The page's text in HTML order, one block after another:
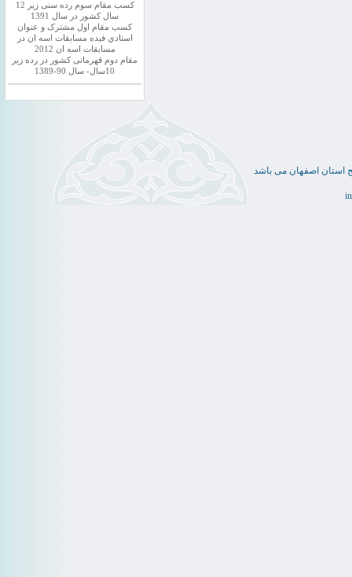
کسب مقام سوم رده سنی زیر 12
سال کشور در سال 1391
کسب مقام اول مشترک و عنوان
استادي فيده مسابقات اسه ان در
مسابقات اسه ان 2012
مقام دوم قهرمانی کشور در رده زیر
10سال- سال 90-1389
استان اصفهان می باشد